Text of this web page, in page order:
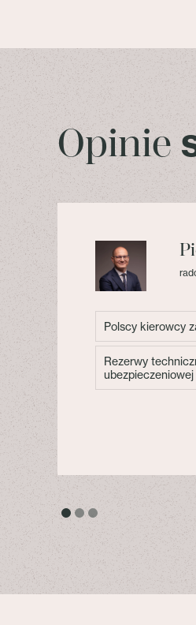
Opinie
Polscy kierowcy
Rezerwy
ubezpieczeniowej